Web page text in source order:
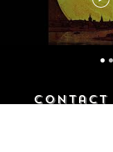
contact